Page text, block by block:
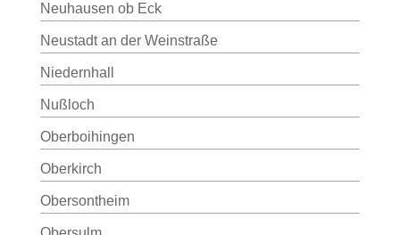
Neuhausen ob Eck
Neustadt an der Weinstraße
Niedernhall
Nußloch
Oberboihingen
Oberkirch
Obersontheim